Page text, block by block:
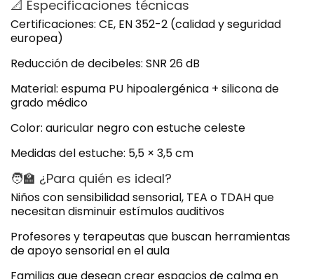
📐 Especificaciones técnicas
Certificaciones: CE, EN 352-2 (calidad y seguridad
europea)
Reducción de decibeles: SNR 26 dB
Material: espuma PU hipoalergénica + silicona de
grado médico
Color: auricular negro con estuche celeste
Medidas del estuche: 5,5 × 3,5 cm
🧑‍🏫 ¿Para quién es ideal?
Niños consensibilidad sensorial, TEA o TDAH que
necesitan disminuir estímulos auditivos
Profesores y terapeutas que buscan herramientas
deapoyo sensorialen el aula